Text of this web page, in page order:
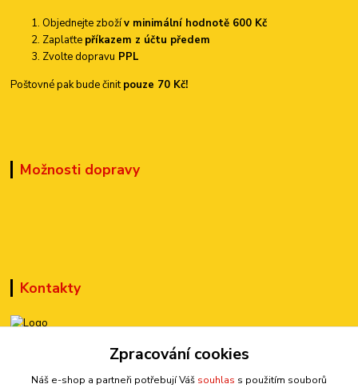
Objednejte zbožív minimální hodnotě 600 Kč
Zaplaťte příkazem z účtu předem
Zvolte dopravu PPL
Poštovné pak bude činitpouze 70 Kč!
Možnosti dopravy
Kontakty
+420 777 899 301Zpracování cookies
Náš e-shop a partneři potřebují Váš souhlas s použitím souborů